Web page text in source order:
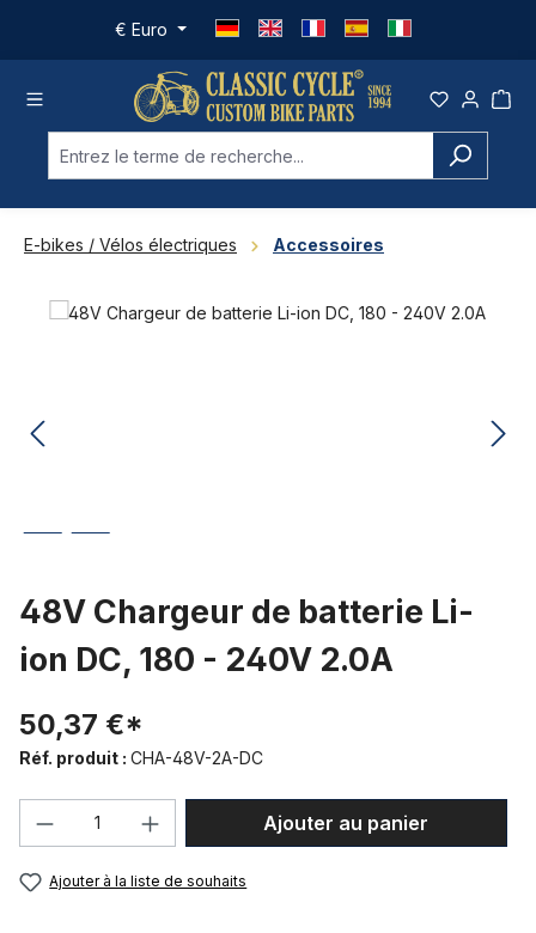
Passer au contenu principal
€ Euro
E-bikes / Vélos électriques Accessoires
Ignorer la galerie d'images
48V Chargeur de batterie Li-
ion DC, 180 - 240V 2.0A
50,37 €*
Réf. produit : CHA-48V-2A-DC
Quantité de produit : Entrez la
Ajouter au panier
Ajouter à la liste de souhaits